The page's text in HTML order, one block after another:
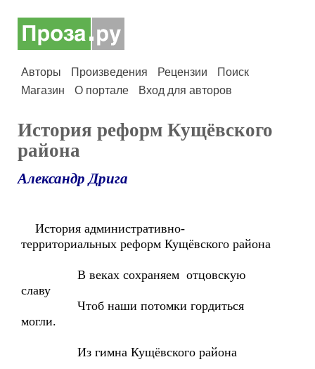
Авторы Произведения Рецензии
Поиск
Магазин
О портале Вход для авторов
История реформ Кущёвского
района
Александр Дрига
История административно-
территориальных реформ Кущёвского района
В веках сохраняем отцовскую
славу
Чтоб наши потомки гордиться
могли.
Из гимна Кущёвского района